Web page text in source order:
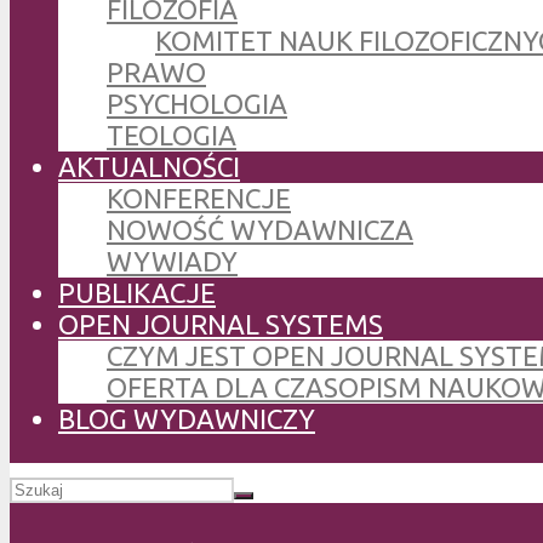
FILOZOFIA
KOMITET NAUK
PRAWO
PSYCHOLOGIA
TEOLOGIA
AKTUALNOŚCI
KONFERENCJE
NOWOŚĆ WYDAWNICZA
WYWIADY
PUBLIKACJE
OPEN JOURNAL SYSTEMS
CZYM JEST OPEN JOURNAL
OFERTA DLA CZASOPISM
BLOG WYDAWNICZY